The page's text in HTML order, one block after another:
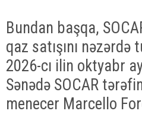
Bundan başqa,
qaz satışını
2026-cı ilin oktyabr
Sənədə SOCAR
menecer Marcello